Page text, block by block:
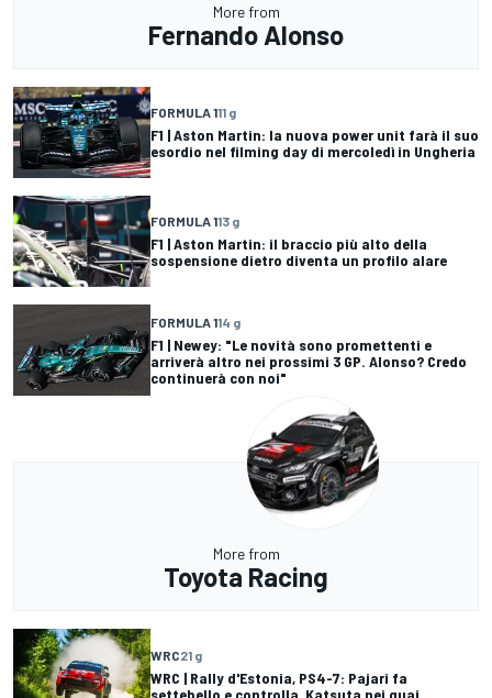
More from
Fernando Alonso
FORMULA 111 g
F1 | Aston Martin: la nuova power unit farà il suo
esordio nel filming day di mercoledì in Ungheria
FORMULA 113 g
F1 | Aston Martin: il braccio più alto della
sospensione dietro diventa un profilo alare
FORMULA 114 g
F1 | Newey: "Le novità sono promettenti e
arriverà altro nei prossimi 3 GP. Alonso? Credo
continuerà con noi"
More from
Toyota Racing
WRC21 g
WRC | Rally d'Estonia, PS4-7: Pajari fa
settebello e controlla, Katsuta nei guai